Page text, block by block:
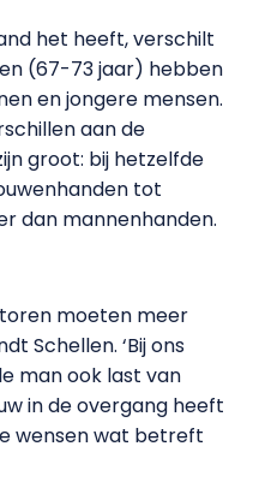
het heeft, verschilt
(67-73 jaar) hebben
en jongere mensen.
aan de
groot: bij hetzelfde
tot
dan mannenhanden.
moeten meer
Schellen. ‘Bij ons
man ook last van
in de overgang heeft
wensen wat betreft